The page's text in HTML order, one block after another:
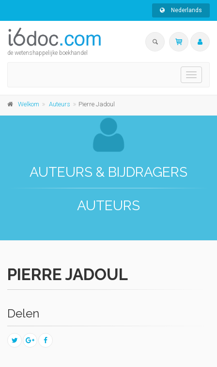
Nederlands
de wetenshappelijke boekhandel
Toggle
Welkom Auteurs Pierre Jadoul
AUTEURS & BIJDRAGERS
AUTEURS
PIERRE JADOUL
Delen